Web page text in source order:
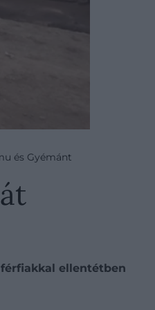
és Gyémánt
ellentétben